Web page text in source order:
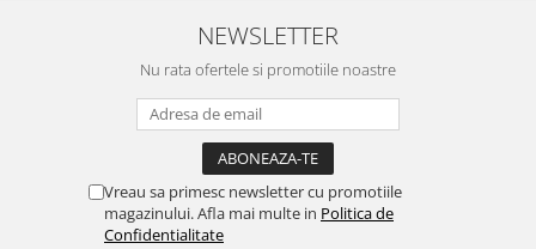
NEWSLETTER
Nu rata ofertele si promotiile noastre
Vreau sa primesc newsletter cu promotiile
magazinului. Afla mai multe in Politica de
Confidentialitate